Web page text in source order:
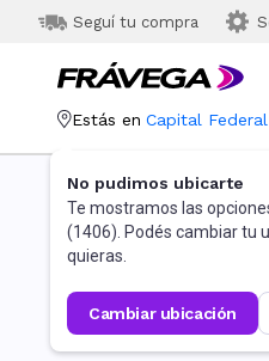
Seguí tu compra
Estás en Capital Federal
No pudimos ubicarte
Te mostramos las
(1406). Podés cambiar tu
quieras.
cambiar ubicación